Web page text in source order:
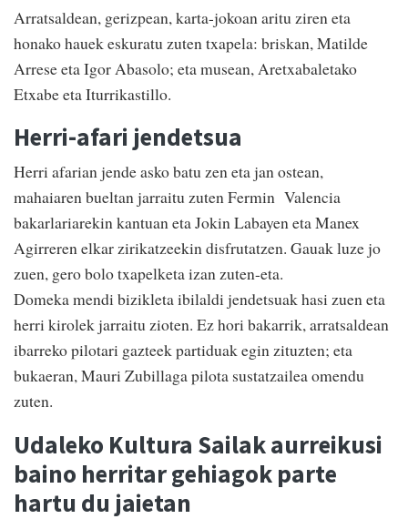
Arratsaldean, gerizpean, karta-jokoan aritu ziren eta
honako hauek eskuratu zuten txapela: briskan, Matilde
Arrese eta Igor Abasolo; eta musean, Aretxabaletako
Etxabe eta Iturrikastillo.
Herri-afari jendetsua
Herri afarian jende asko batu zen eta jan ostean,
mahaiaren bueltan jarraitu zuten Fermin Valencia
bakarlariarekin kantuan eta Jokin Labayen eta Manex
Agirreren elkar zirikatzeekin disfrutatzen. Gauak luze jo
zuen, gero bolo txapelketa izan zuten-eta.
Domeka mendi bizikleta ibilaldi jendetsuak hasi zuen eta
herri kirolek jarraitu zioten. Ez hori bakarrik, arratsaldean
ibarreko pilotari gazteek partiduak egin zituzten; eta
bukaeran, Mauri Zubillaga pilota sustatzailea omendu
zuten.
Udaleko Kultura Sailak aurreikusi
baino herritar gehiagok parte
hartu du jaietan